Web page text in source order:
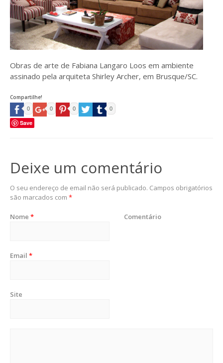
Obras de arte de Fabiana Langaro Loos em ambiente
assinado pela arquiteta Shirley Archer, em Brusque/SC.
Compartilhe!
0 0 0 0
Save
Deixe um comentário
O seu endereço de email não será publicado. Campos obrigatórios
são marcados com *
Nome *
Email *
Site
Comentário